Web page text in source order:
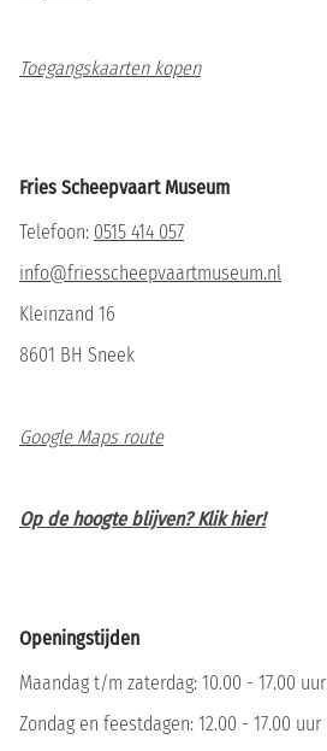
Toegangskaarten kopen
Fries Scheepvaart Museum
Telefoon: 0515 414 057
info@friesscheepvaartmuseum.nl
Kleinzand 16
8601 BH Sneek
Google Maps route
Op de hoogte blijven? Klik hier!
Openingstijden
Maandag t/m zaterdag: 10.00 - 17.00 uur
Zondag en feestdagen: 12.00 - 17.00 uur